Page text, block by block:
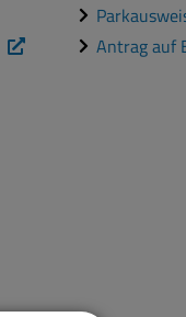
Antrag auf